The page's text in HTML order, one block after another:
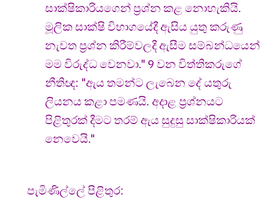
සාක්ෂිකාරියගෙන් ප්‍රශ්න කළ නොහැකියි.
මූලික සාක්ෂි විභාගයේදී ඇසිය යුතු කරුණු
නැවත ප්‍රශ්න කිරීම්වලදී ඇසීම සම්බන්ධයෙන්
මම විරුද්ධ වෙනවා." 9 වන විත්තිකරුගේ
නීතිඥ: "ඇය තමන්ට ලැබෙන දේ යතුරු
ලියනය කළා පමණයි. අදාළ ප්‍රශ්නයට
පිළිතුරක් දීමට තරම් ඇය සුදුසු සාක්ෂිකාරියක්
නෙවෙයි."
පැමිණිල්ලේ පිළිතුර: